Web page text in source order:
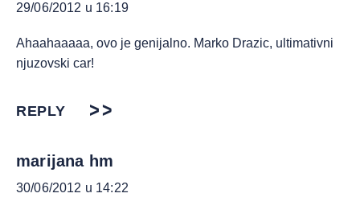
29/06/2012 u 16:19
Ahaahaaaaa, ovo je genijalno. Marko Drazic, ultimativni
njuzovski car!
REPLY
marijana hm
30/06/2012 u 14:22